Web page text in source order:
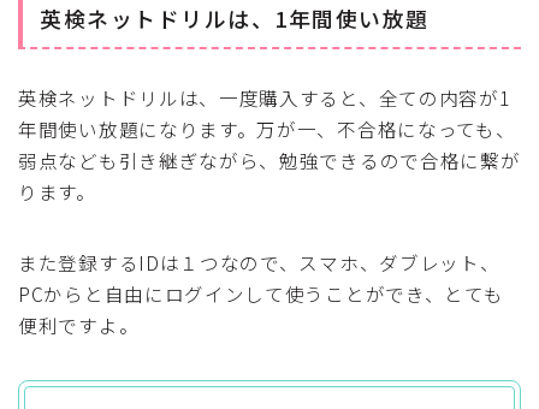
英検ネットドリルは、1年間使い放題
英検ネットドリルは、一度購入すると、全ての内容が1
年間使い放題になります。万が一、不合格になっても、
弱点なども引き継ぎながら、勉強できるので合格に繋が
ります。
また登録するIDは１つなので、スマホ、ダブレット、
PCからと自由にログインして使うことができ、とても
便利ですよ。